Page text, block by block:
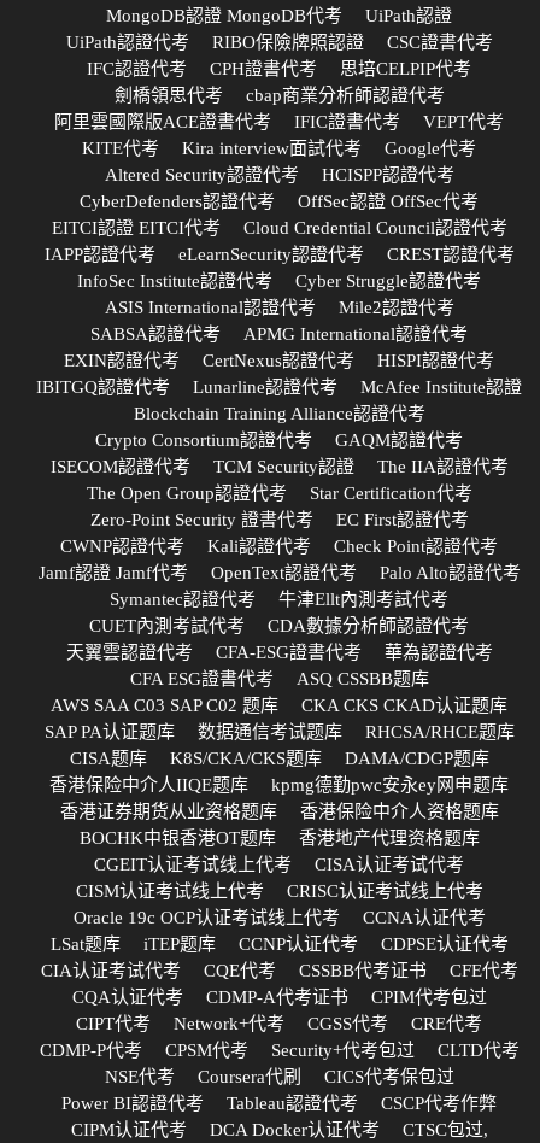
MongoDB認證 MongoDB代考
UiPath認證
UiPath認證代考
RIBO保險牌照認證
CSC證書代考
IFC認證代考
CPH證書代考
思培CELPIP代考
劍橋領思代考
cbap商業分析師認證代考
阿里雲國際版ACE證書代考
IFIC證書代考
VEPT代考
KITE代考
Kira interview面試代考
Google代考
Altered Security認證代考
HCISPP認證代考
CyberDefenders認證代考
OffSec認證 OffSec代考
EITCI認證 EITCI代考
Cloud Credential Council認證代考
IAPP認證代考
eLearnSecurity認證代考
CREST認證代考
InfoSec Institute認證代考
Cyber Struggle認證代考
ASIS International認證代考
Mile2認證代考
SABSA認證代考
APMG International認證代考
EXIN認證代考
CertNexus認證代考
HISPI認證代考
IBITGQ認證代考
Lunarline認證代考
McAfee Institute認證
Blockchain Training Alliance認證代考
Crypto Consortium認證代考
GAQM認證代考
ISECOM認證代考
TCM Security認證
The IIA認證代考
The Open Group認證代考
Star Certification代考
Zero-Point Security 證書代考
EC First認證代考
CWNP認證代考
Kali認證代考
Check Point認證代考
Jamf認證 Jamf代考
OpenText認證代考
Palo Alto認證代考
Symantec認證代考
牛津Ellt內測考試代考
CUET內測考試代考
CDA數據分析師認證代考
天翼雲認證代考
CFA-ESG證書代考
華為認證代考
CFA ESG證書代考
ASQ CSSBB题库
AWS SAA C03 SAP C02 题库
CKA CKS CKAD认证题库
SAP PA认证题库
数据通信考试题库
RHCSA/RHCE题库
CISA题库
K8S/CKA/CKS题库
DAMA/CDGP题库
香港保险中介人IIQE题库
kpmg德勤pwc安永ey网申题库
香港证券期货从业资格题库
香港保险中介人资格题库
BOCHK中银香港OT题库
香港地产代理资格题库
CGEIT认证考试线上代考
CISA认证考试代考
CISM认证考试线上代考
CRISC认证考试线上代考
Oracle 19c OCP认证考试线上代考
CCNA认证代考
LSat题库
iTEP题库 CCNP认证代考
CDPSE认证代考
CIA认证考试代考
CQE代考 CSSBB代考证书
CFE代考
CQA认证代考
CDMP-A代考证书
CPIM代考包过
CIPT代考
Network+代考 CGSS代考
CRE代考
CDMP-P代考
CPSM代考 Security+代考包过
CLTD代考
NSE代考
Coursera代刷
CICS代考保包过
Power BI認證代考
Tableau認證代考
CSCP代考作弊
CIPM认证代考
DCA Docker认证代考
CTSC包过,